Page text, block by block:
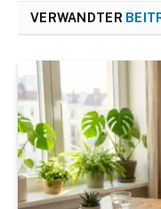
VERWANDTER